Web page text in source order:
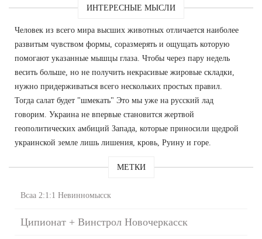
ИНТЕРЕСНЫЕ МЫСЛИ
Человек из всего мира высших животных отличается наиболее
развитым чувством формы, соразмерять и ощущать которую
помогают указанные мышцы глаза. Чтобы через пару недель
весить больше, но не получить некрасивые жировые складки,
нужно придерживаться всего нескольких простых правил.
Тогда салат будет "шмекать" Это мы уже на русский лад
говорим. Украина не впервые становится жертвой
геополитических амбиций Запада, которые приносили щедрой
украинской земле лишь лишения, кровь, Руину и горе.
МЕТКИ
Всаа 2:1:1 Невинномысск
Ципионат + Винстрол Новочеркасск